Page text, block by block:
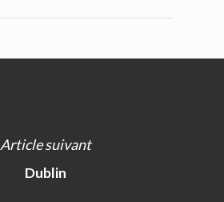
Article suivant
Dublin